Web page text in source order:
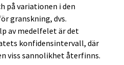
på variationen i den
granskning, dvs.
av medelfelet är det
konfidensintervall, där
viss sannolikhet återfinns.